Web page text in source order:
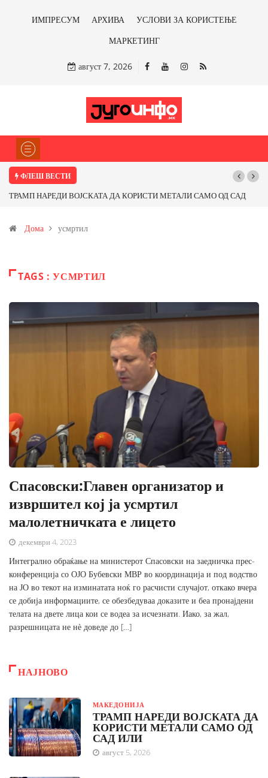
ИМПРЕСУМ АРХИВА
УСЛОВИ ЗА КОРИСТЕЊЕ
МАРКЕТИНГ
август 7, 2026
ФЛЕШ ВЕСТИ
ТРАМП НАРЕДИ ВОЈСКАТА ДА КОРИСТИ МЕТАЛИ САМО ОД САД
Иловица и со антимонот?
Дома усмртил
TAGS : УСМРТИЛ
Спасовски:Главен организатор и
извршител кој ја усмртил
малолетничката е лицето
декември 4, 2023
Интегрално обраќање на министерот Спасовски на заедничка прес-
конференција со ОЈО Бубевски МВР во координација и под водство
на ЈО во текот на изминатата ноќ го расчисти случајот, откако вчера
се добија информациите, се обезбедуваа доказите и беа пронајдени
телата на двете лица кои се водеа за исчезнати. Иако, за жал,
разрешницата не нѐ доведе до […]
НАЈНОВО
МАКЕДОНИЈА
ТРАМП НАРЕДИ ВОЈСКАТА ДА
КОРИСТИ МЕТАЛИ САМО ОД
САД ИЛИ
август 5, 2026